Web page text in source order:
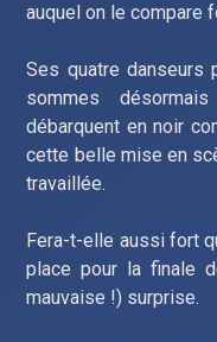
auquel on le compare
Ses quatre danseurs
sommes
débarquent en noir
cette belle mise en
travaillée.
Fera-t-elle aussi fort
place pour la finale
mauvaise !) surprise.